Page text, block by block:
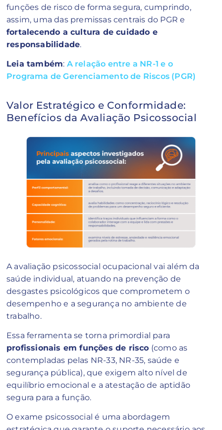
funções de risco de forma segura, cumprindo,
assim, uma das premissas centrais do PGR e
fortalecendo a cultura de cuidado e
responsabilidade.
Leia também: A relação entre a NR-1 e o
Programa de Gerenciamento de Riscos (PGR)
Valor Estratégico e Conformidade:
Benefícios da Avaliação Psicossocial
A avaliação psicossocial ocupacional vai além da
saúde individual, atuando na prevenção de
desgastes psicológicos que comprometem o
desempenho e a segurança no ambiente de
trabalho.
Essa ferramenta se torna primordial para
profissionais em funções de risco (como as
contempladas pelas NR-33, NR-35, saúde e
segurança pública), que exigem alto nível de
equilíbrio emocional e a atestação de aptidão
segura para a função.
O exame psicossocial é uma abordagem